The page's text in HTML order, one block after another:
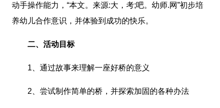
动手操作能力，“本文。来源:大，考;吧。幼师.网”初步培
养幼儿合作意识，并体验到成功的快乐。
二、活动目标
1、通过故事来理解一座好桥的意义
2、尝试制作简单的桥，并探索加固的各种办法